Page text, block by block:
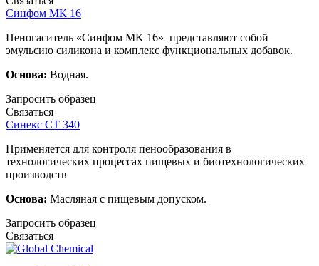
Синфом МК 16
Пеногаситель «Синфом МK 16» представляют собой
эмульсию силикона и комплекс функциональных добавок.
Основа: Водная.
Запросить образец
Связаться
Синекс СТ 340
Применяется для контроля пенообразования в
технологических процессах пищевых и биотехнологических
производств
Основа: Масляная с пищевым допуском.
Запросить образец
Связаться